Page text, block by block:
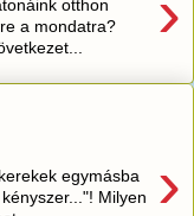
otthon
a mondatra?
›
egymásba
Milyen